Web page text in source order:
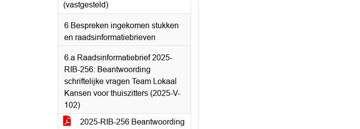
(vastgesteld)
6 Bespreken ingekomen stukken
en raadsinformatiebrieven
6.a Raadsinformatiebrief 2025-
RIB-256: Beantwoording
schriftelijke vragen Team Lokaal
Kansen voor thuiszitters (2025-V-
102)
2025-RIB-256 Beantwoording